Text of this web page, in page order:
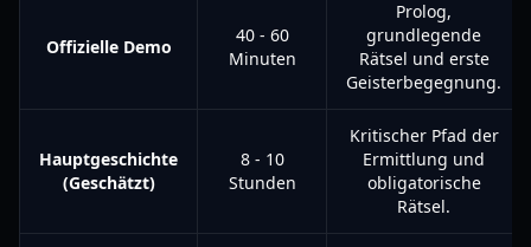
Offizielle Demo
40 - 60
Minuten
Prolog,
grundlegende
Rätsel und erste
Geisterbegegnung.
Hauptgeschichte
(Geschätzt)
8 - 10
Stunden
Kritischer Pfad der
Ermittlung und
obligatorische
Rätsel.